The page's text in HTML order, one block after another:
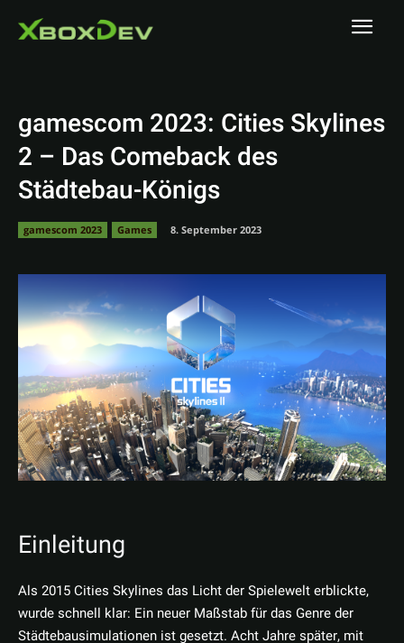
gamescom 2023: Cities Skylines
2 – Das Comeback des
Städtebau-Königs
gamescom 2023 Games 8. September 2023
Einleitung
Als 2015 Cities Skylines das Licht der Spielewelt erblickte,
wurde schnell klar: Ein neuer Maßstab für das Genre der
Städtebausimulationen ist gesetzt. Acht Jahre später, mit